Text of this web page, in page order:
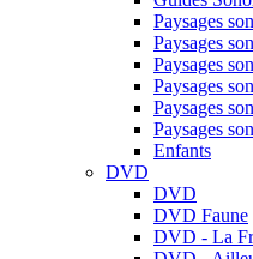
Paysages
Paysages
Paysages
Paysages
Paysages
Paysages
Enfants
DVD
DVD
DVD Faune
DVD - La